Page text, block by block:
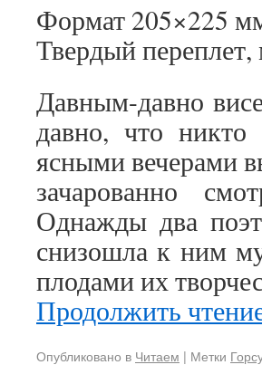
Формат 205×225
Твердый переплет,
Давным-давно
давно, что
ясными вечерами
зачарованно
Однажды два
снизошла к ним
плодами их
Продолжить
Опубликовано в Читаем | Метки